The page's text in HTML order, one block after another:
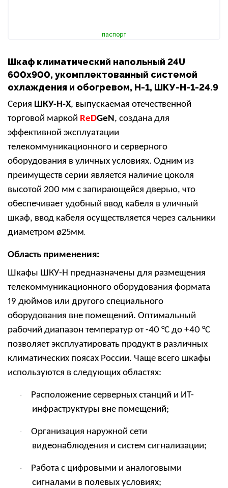
паспорт
Шкаф климатический напольный 24U
600х900, укомплектованный системой
охлаждения и обогревом, Н-1, ШКУ-Н-1-24.9
Серия ШКУ-Н-Х, выпускаемая отечественной
торговой маркой ReDGeN , создана для
эффективной эксплуатации
телекоммуникационного и серверного
оборудования в уличных условиях. Одним из
преимуществ серии является наличие цоколя
высотой 200 мм с запирающейся дверью, что
обеспечивает удобный ввод кабеля в уличный
шкаф, ввод кабеля осуществляется через сальники
диаметром ø25мм.
Область применения:
Шкафы ШКУ-Н предназначены для размещения
телекоммуникационного оборудования формата
19 дюймов или другого специального
оборудования вне помещений. Оптимальный
рабочий диапазон температур от -40 °C до +40 °C
позволяет эксплуатировать продукт в различных
климатических поясах России. Чаще всего шкафы
используются в следующих областях:
·
Расположение серверных станций и ИТ-
инфраструктуры вне помещений;
·
Организация наружной сети
видеонаблюдения и систем сигнализации;
·
Работа с цифровыми и аналоговыми
сигналами в полевых условиях;